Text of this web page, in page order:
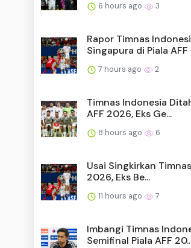
6 hours ago 3
Rapor Timnas
Singapura di Piala AFF
7 hours ago 2
Timnas Indonesia
AFF 2026, Eks Ge...
8 hours ago 6
Usai Singkirkan
2026, Eks Be...
11 hours ago 7
Imbangi Timnas
Semifinal Piala AFF